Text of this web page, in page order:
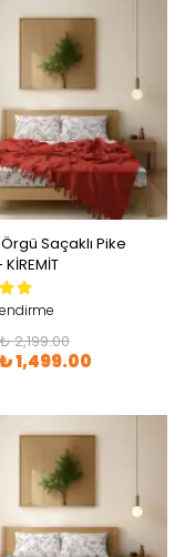
Saçaklı Pike
KİREMİT
₺ 2,199.00
₺ 1,499.00